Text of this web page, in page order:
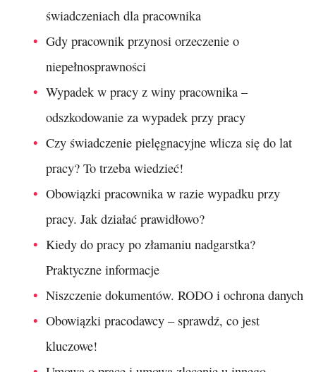
świadczeniach dla pracownika
Gdy pracownik przynosi orzeczenie o
niepełnosprawności
Wypadek w pracy z winy pracownika –
odszkodowanie za wypadek przy pracy
Czy świadczenie pielęgnacyjne wlicza się do lat
pracy? To trzeba wiedzieć!
Obowiązki pracownika w razie wypadku przy
pracy. Jak działać prawidłowo?
Kiedy do pracy po złamaniu nadgarstka?
Praktyczne informacje
Niszczenie dokumentów. RODO i ochrona danych
Obowiązki pracodawcy – sprawdź, co jest
kluczowe!